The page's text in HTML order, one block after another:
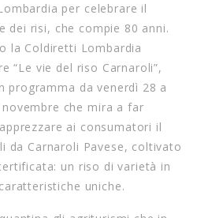
per celebrare il
dei risi, che compie 80 anni.
la Coldiretti Lombardia
“Le vie del riso Carnaroli”,
programma da venerdì 28 a
che mira a far
ai consumatori il
da Carnaroli Pavese, coltivato
un riso di varietà in
uniche.